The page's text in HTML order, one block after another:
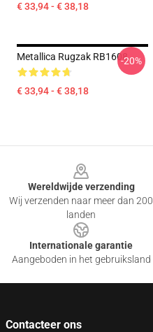
€ 33,94 - € 38,18
Metallica Rugzak RB1608
€ 33,94 - € 38,18
-20%
Wereldwijde verzending
Wij verzenden naar meer dan 200
landen
Internationale garantie
Aangeboden in het gebruiksland
Contacteer ons